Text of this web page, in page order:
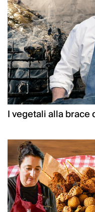
I vegetali alla brace